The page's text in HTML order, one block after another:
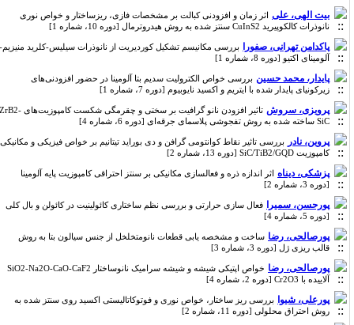
بیت الهی، علی اثر زمان و افزودنی کبالت بر مشخصات فازی، ریزساختار و خواص نوری
نانوذرات کالکوپیرید CuInS2 سنتز شده به روش هیدروترمال [دوره 10، شماره 1]
پاکدامن تهرانی، صفورا
بررسی مکانیسم تشکیل کوردیریت از نانوذرات سیلیس-کلرید منیزیم-
آلومینای اکتیو [دوره 8، شماره 1]
پایدار، محمد حسین بررسی خواص الکترولیت سدیم بتا آلومینا در حضور افزودنی‌های
زیرکونیای پایدار شده با ایتریم و اکسید نایوبیوم [دوره 7، شماره 1]
پرویزی، سروش
تاثیر افزودن نانو گرافیت بر سختی و چقرمگی شکست کامپوزیت‌های ZrB2-
SiC ساخته شده به روش تفجوشی پلاسمای جرقه‌ای [دوره 6، شماره 4]
پروین، نادر بررسی تاثیر نقاط کوانتومی گرافن و دی بوراید تیتانیم بر خواص فیزیکی و مکانیکی
کامپوزیت SiC/TiB2/GQD [دوره 13، شماره 2]
پزشکی، دیناه اثر اندازه ذره و فعالسازی مکانیکی بر سنتز احتراقی کامپوزیت پایه آلومینا
[دوره 3، شماره 2]
پورحسن، سمیرا
فعال سازی حرارتی و بررسی نظم ساختاری کائولینیت در کائولن و بال کلی
[دوره 5، شماره 4]
پورصالحی، رضا ساخت و مشخصه یابی قطعات نانومتخلخل از جنس سیالون بتا به روش
قالب ریزی ژل [دوره 3، شماره 3]
پورصالحی، رضا
خواص اپتیکی شیشه و شیشه سرامیک نانوساختار SiO2-Na2O-CaO-CaF2
آلاییده با Cr2O3 [دوره 2، شماره 4]
پورعلی، شیوا بررسی ریز ساختار، خواص نوری و فوتوکاتالیستی اکسید روی سنتز شده به
روش احتراق محلولی [دوره 11، شماره 2]